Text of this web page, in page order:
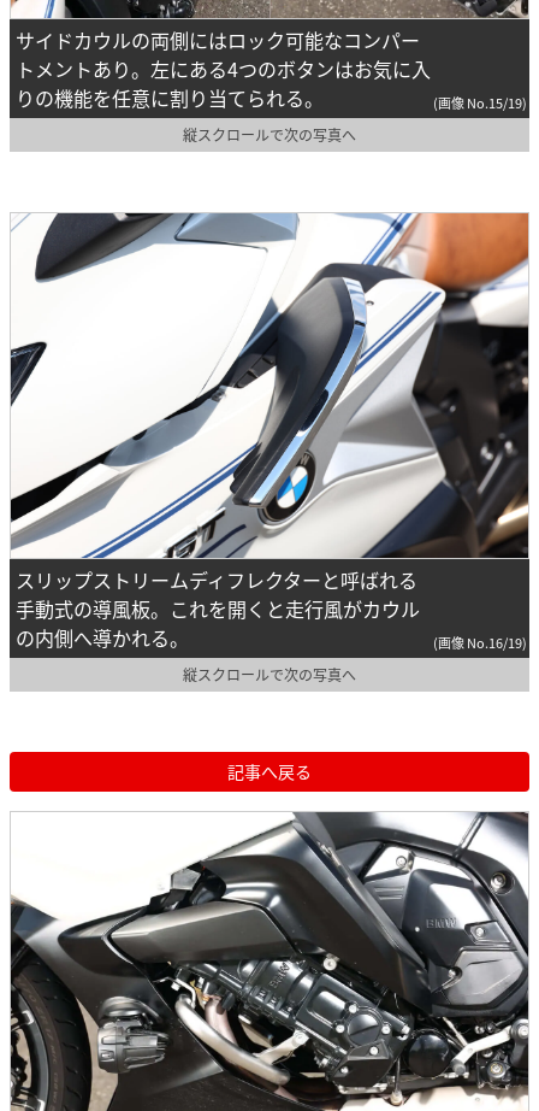
サイドカウルの両側にはロック可能なコンパー
トメントあり。左にある4つのボタンはお気に入
りの機能を任意に割り当てられる。
(画像 No.15/19)
縦スクロールで次の写真へ
スリップストリームディフレクターと呼ばれる
手動式の導風板。これを開くと走行風がカウル
の内側へ導かれる。
(画像 No.16/19)
縦スクロールで次の写真へ
記事へ戻る